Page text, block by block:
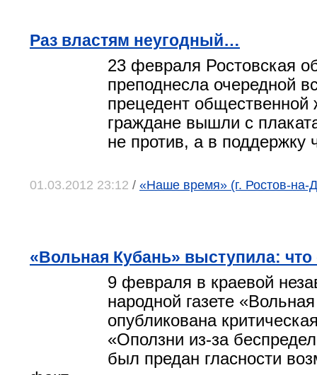
Раз властям неугодный…
23 февраля Ростовская
преподнесла очередной
прецедент общественной
граждане вышли с
не против, а в поддержку
01.03.2012 23:12 / «Наше время» (г. Ростов-на-
«Вольная Кубань» выступила:
9 февраля в краевой
народной газете
опубликована
«Оползни из-за
был предан гласности